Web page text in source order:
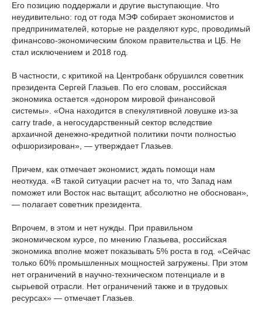
Его позицию поддержали и другие выступающие. Что
неудивительно: год от года МЭФ собирает экономистов и
предпринимателей, которые не разделяют курс, проводимый
финансово-экономическим блоком правительства и ЦБ. Не
стал исключением и 2018 год.
В частности, с критикой на Центробанк обрушился советник
президента Сергей Глазьев. По его словам, российская
экономика остается «донором мировой финансовой
системы». «Она находится в спекулятивной ловушке из-за
carry trade, а негосударственный сектор вследствие
архаичной денежно-кредитной политики почти полностью
офшоризирован», — утверждает Глазьев.
Причем, как отмечает экономист, ждать помощи нам
неоткуда. «В такой ситуации расчет на то, что Запад нам
поможет или Восток нас вытащит, абсолютно не обоснован»,
— полагает советник президента.
Впрочем, в этом и нет нужды. При правильном
экономическом курсе, по мнению Глазьева, российская
экономика вполне может показывать 5% роста в год. «Сейчас
только 60% промышленных мощностей загружены. При этом
нет ограничений в научно-техническом потенциале и в
сырьевой отрасли. Нет ограничений также и в трудовых
ресурсах» — отмечает Глазьев.